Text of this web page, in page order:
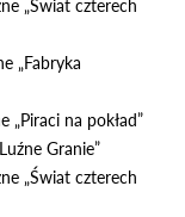
„Świat czterech
„Fabryka
na pokład”
Granie”
„Świat czterech